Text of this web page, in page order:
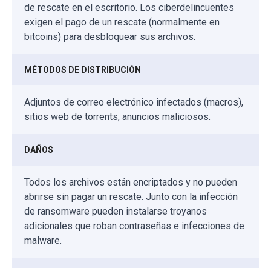
de rescate en el escritorio. Los ciberdelincuentes
exigen el pago de un rescate (normalmente en
bitcoins) para desbloquear sus archivos.
MÉTODOS DE DISTRIBUCIÓN
Adjuntos de correo electrónico infectados (macros),
sitios web de torrents, anuncios maliciosos.
DAÑOS
Todos los archivos están encriptados y no pueden
abrirse sin pagar un rescate. Junto con la infección
de ransomware pueden instalarse troyanos
adicionales que roban contraseñas e infecciones de
malware.